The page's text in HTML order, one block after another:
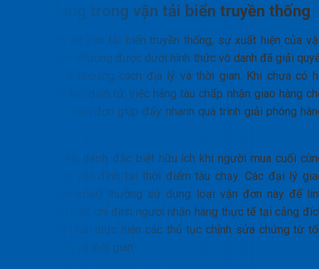
Ứng dụng trong vận tải biển truyền thống
Trong lịch sử vận tải biển truyền thống, sự xuất hiện của
đơn chuyển nhượng được dưới hình thức vô danh đã giải
bài toán về khoảng cách địa lý và thời gian. Khi chưa có
thống liên lạc điện tử, việc hãng tàu chấp nhận giao hàng
người cầm vận đơn giúp đẩy nhanh quá trình giải phóng
Vận đơn vô danh đặc biệt hữu ích khi người mua cuối
chưa được xác định tại thời điểm tàu chạy. Các đại lý
nhận (Forwarder) thường sử dụng loại vận đơn này để
hoạt trong việc chỉ định người nhận hàng thực tế tại cảng
mà không phải thực hiện các thủ tục chỉnh sửa chứng từ
kém phí tổn và thời gian.